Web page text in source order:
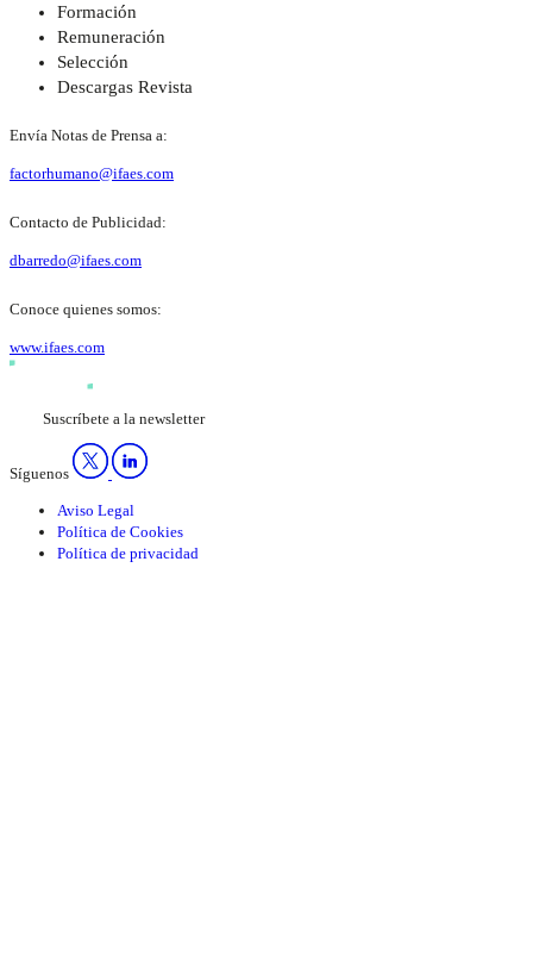
Formación
Remuneración
Selección
Descargas Revista
Envía Notas de Prensa a:
factorhumano@ifaes.com
Contacto de Publicidad:
dbarredo@ifaes.com
Conoce quienes somos:
www.ifaes.com
Suscríbete a la newsletter
Síguenos
Aviso Legal
Política de Cookies
Política de privacidad